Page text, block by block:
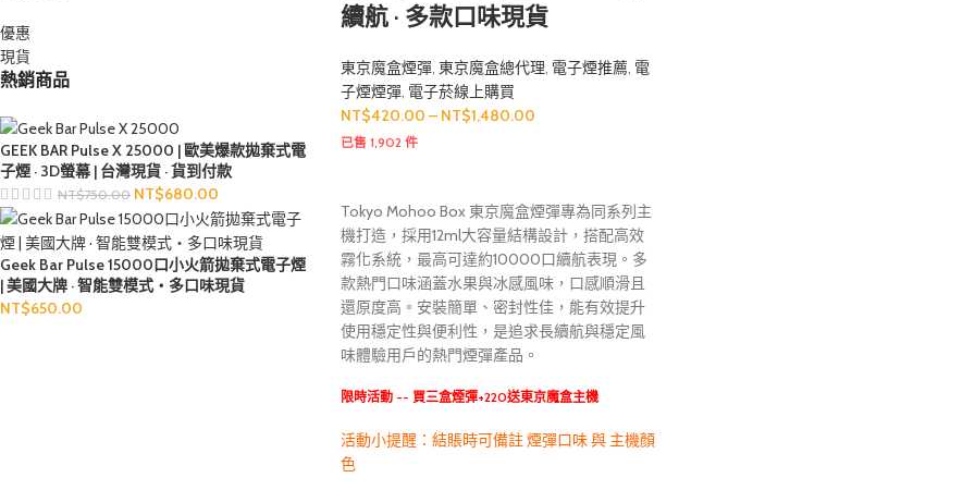
優惠
現貨
熱銷商品
GEEK BAR Pulse X 25000 | 歐美爆款拋棄式電
子煙 · 3D螢幕 | 台灣現貨 · 貨到付款
NT$750.00 NT$680.00
Geek Bar Pulse 15000口小火箭拋棄式電子煙
| 美國大牌 · 智能雙模式・多口味現貨
NT$650.00
續航 · 多款口味現貨
東京魔盒煙彈, 東京魔盒總代理, 電子煙推薦, 電
子煙煙彈, 電子菸線上購買
NT$420.00 – NT$1,480.00
已售 1,902 件
Tokyo Mohoo Box 東京魔盒煙彈專為同系列主
機打造，採用12ml大容量結構設計，搭配高效
霧化系統，最高可達約10000口續航表現。多
款熱門口味涵蓋水果與冰感風味，口感順滑且
還原度高。安裝簡單、密封性佳，能有效提升
使用穩定性與便利性，是追求長續航與穩定風
味體驗用戶的熱門煙彈產品。
限時活動 -- 買三盒煙彈+220送東京魔盒主機
活動小提醒：結賬時可備註 煙彈口味 與 主機顏
色